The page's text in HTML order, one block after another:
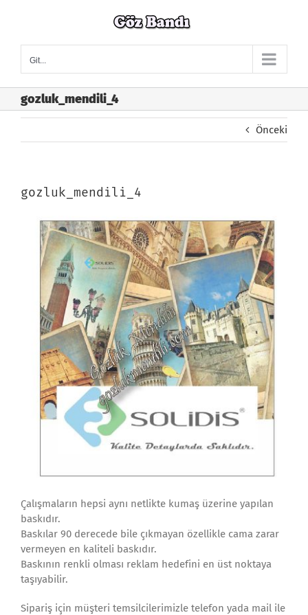
Git...
gozluk_mendili_4
Önceki
gozluk_mendili_4
Çalışmaların hepsi aynı netlikte kumaş üzerine yapılan
baskıdır.
Baskılar 90 derecede bile çıkmayan özellikle cama zarar
vermeyen en kaliteli baskıdır.
Baskının renkli olması reklam hedefini en üst noktaya
taşıyabilir.
Sipariş için müşteri temsilcilerimizle telefon yada mail ile